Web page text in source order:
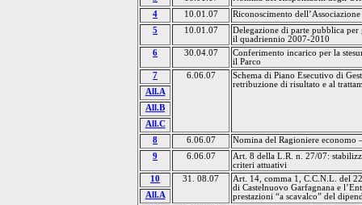
4
10.01.07
Riconoscimento
5
10.01.07
Delegazione di parte pubblica
il quadriennio 2007-2010
6
30.04.07
Conferimento incarico per la
il Parco
7
6.06.07
Schema di Piano Esecutivo di
retribuzione di risultato e al
All.A
All.B
All.C
8
6.06.07
Nomina del Ragioniere economo
9
6.06.07
Art. 8 della L.R. n. 27/07:
criteri attuativi
10
31. 08.07 Art. 14, comma 1, C .C.N.L. del
di Castelnuovo Garfagnana e
prestazioni “a scavalco” del
All.A